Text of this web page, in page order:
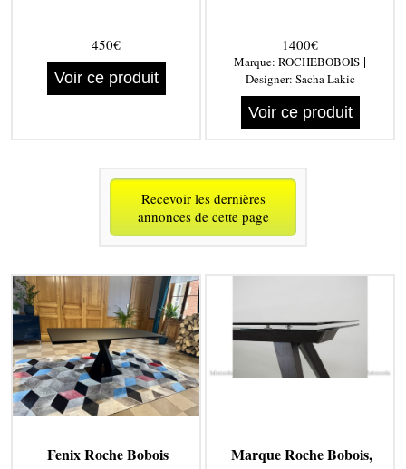
450€
Voir ce produit
1400€
Marque: ROCHEBOBOIS |
Designer: Sacha Lakic
Voir ce produit
Recevoir les dernières
annonces de cette page
Fenix Roche Bobois
Marque Roche Bobois,